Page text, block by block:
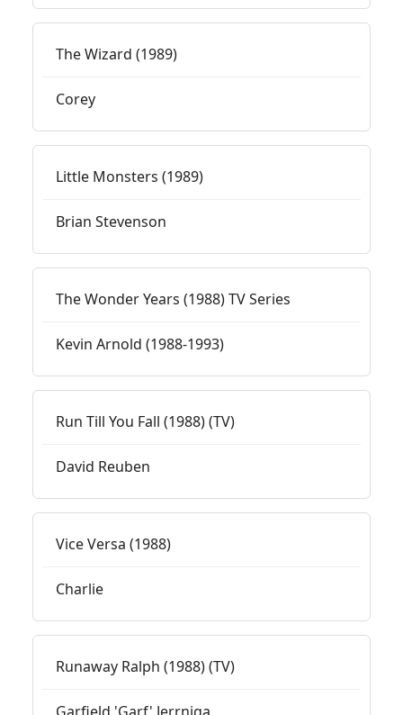
The Wizard (1989)
Corey
Little Monsters (1989)
Brian Stevenson
The Wonder Years (1988) TV Series
Kevin Arnold (1988-1993)
Run Till You Fall (1988) (TV)
David Reuben
Vice Versa (1988)
Charlie
Runaway Ralph (1988) (TV)